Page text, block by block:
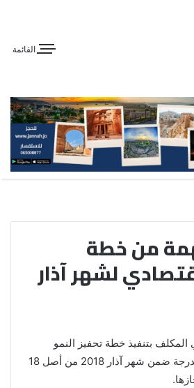
القائمة
14 مهمة من خطة
لشهر آذار
المكلف بتنفيذ خطة تحفيز النمو
الاقتصادي 14 مهمة مدرجة ضمن شهر آذار 2018 من أصل 18